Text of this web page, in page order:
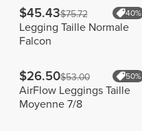
$45.43$75.72 40%
Legging Taille Normale
Falcon
$26.50$53.00 50%
AirFlow Leggings Taille
Moyenne 7/8